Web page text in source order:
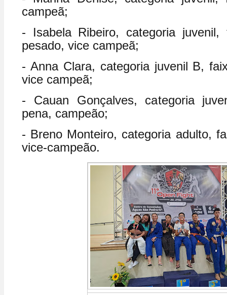
campeã;
- Isabela Ribeiro, categoria juvenil,
pesado, vice campeã;
- Anna Clara, categoria juvenil B,
vice campeã;
- Cauan Gonçalves, categoria
pena, campeão;
- Breno Monteiro, categoria adulto,
vice-campeão.